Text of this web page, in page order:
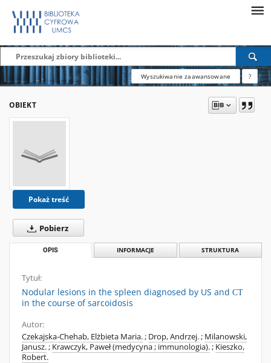
Wyszukiwanie zaawansowane ?
OBIEKT
Pokaż treść
Pobierz
OPIS INFORMACJE STRUKTURA
Tytuł:
Nodular lesions in the spleen diagnosed by US and СТ
in the course of sarcoidosis
Autor:
Czekajska-Chehab, Elżbieta Maria.; Drop, Andrzej.; Milanowski,
Janusz.; Krawczyk, Paweł (medycyna ; immunologia).; Kieszko,
Robert.